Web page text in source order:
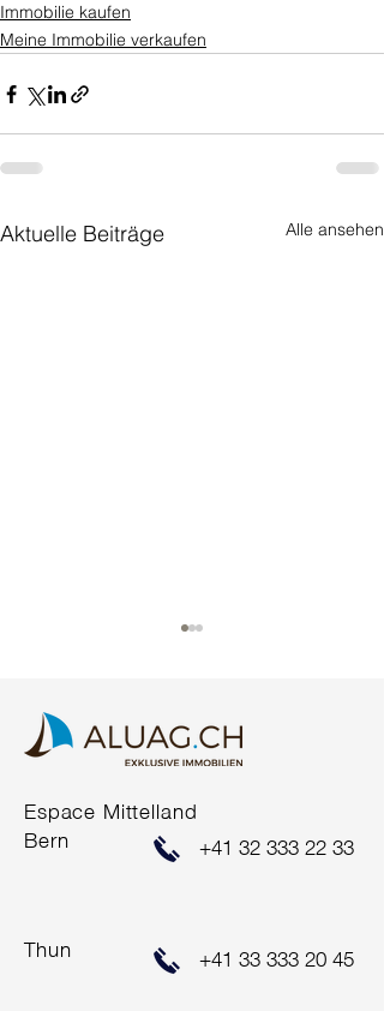
Immobilie kaufen
Meine Immobilie verkaufen
Aktuelle Beiträge Alle ansehen
ERFOLGREICHER
VERKAUF
Espace Mittelland
Bern +41 32 333 22 33
Thun
+41 33 333 20 45